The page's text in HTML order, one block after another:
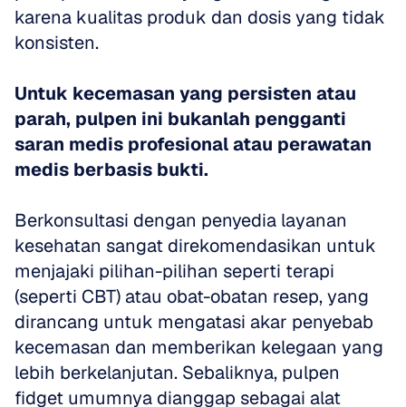
karena kualitas produk dan dosis yang tidak
konsisten.
Untuk kecemasan yang persisten atau
parah, pulpen ini bukanlah pengganti
saran medis profesional atau perawatan
medis berbasis bukti.
Berkonsultasi dengan penyedia layanan
kesehatan sangat direkomendasikan untuk
menjajaki pilihan-pilihan seperti terapi
(seperti CBT) atau obat-obatan resep, yang
dirancang untuk mengatasi akar penyebab
kecemasan dan memberikan kelegaan yang
lebih berkelanjutan. Sebaliknya, pulpen
fidget umumnya dianggap sebagai alat